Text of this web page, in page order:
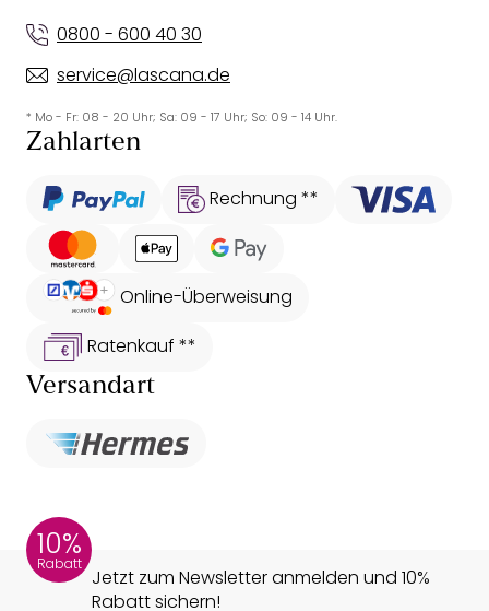
0800 - 600 40 30
service@lascana.de
* Mo - Fr: 08 - 20 Uhr; Sa: 09 - 17 Uhr; So: 09 - 14 Uhr.
Zahlarten
Rechnung **
Online-Überweisung
Ratenkauf **
Versandart
10%
Rabatt
Jetzt zum Newsletter anmelden und 10%
Rabatt sichern!